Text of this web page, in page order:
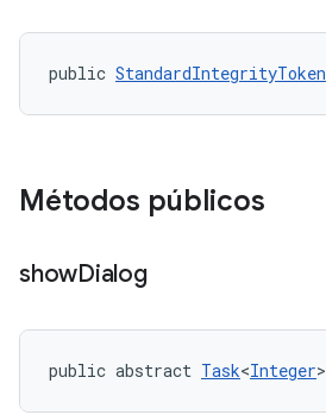
public StandardIntegrityToken
Métodos públicos
showDialog
public abstract Task<Integer>